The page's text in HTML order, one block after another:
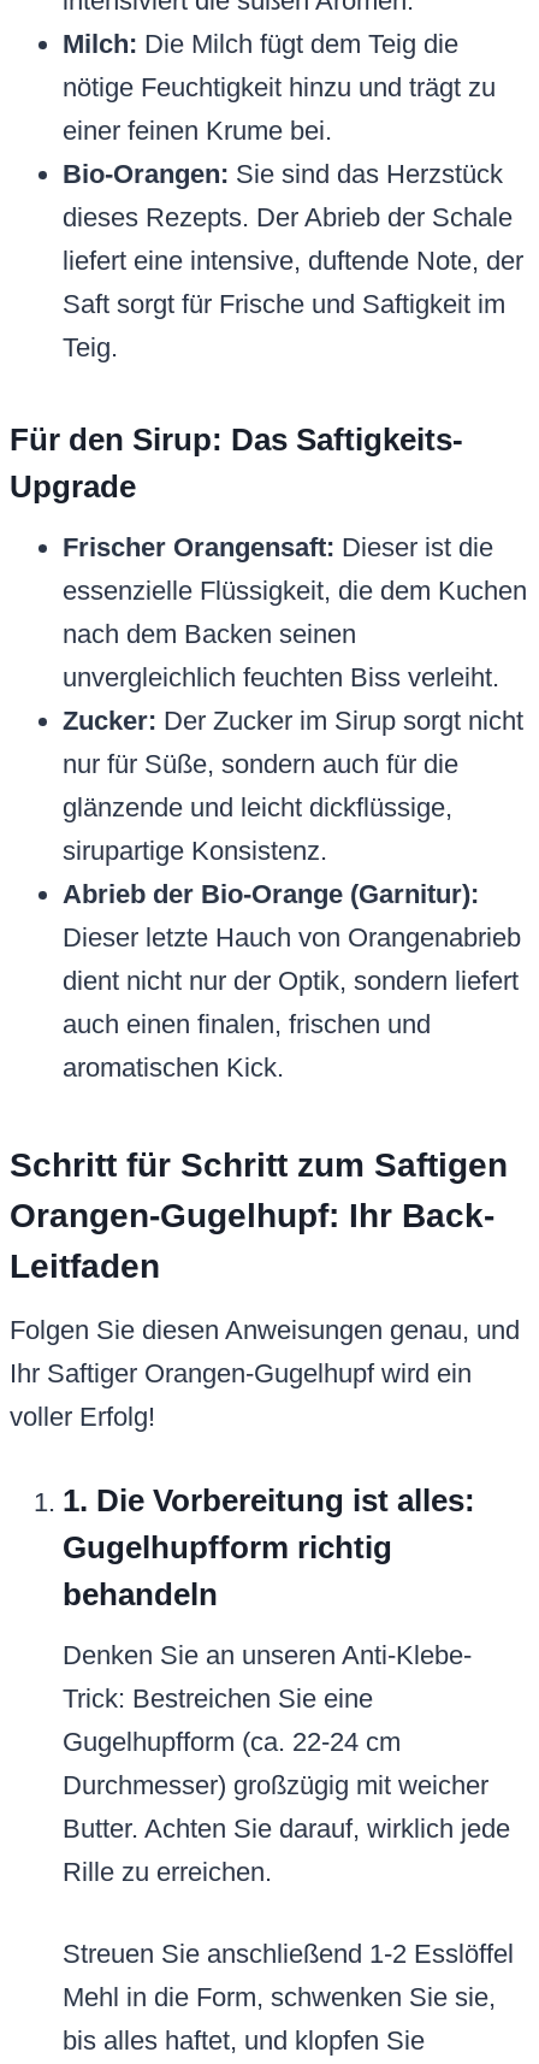
Milch: Die Milch fügt dem Teig die
nötige Feuchtigkeit hinzu und trägt zu
einer feinen Krume bei.
Bio-Orangen: Sie sind das Herzstück
dieses Rezepts. Der Abrieb der Schale
liefert eine intensive, duftende Note, der
Saft sorgt für Frische und Saftigkeit im
Teig.
Für den Sirup: Das Saftigkeits-
Upgrade
Frischer Orangensaft: Dieser ist die
essenzielle Flüssigkeit, die dem Kuchen
nach dem Backen seinen
unvergleichlich feuchten Biss verleiht.
Zucker: Der Zucker im Sirup sorgt nicht
nur für Süße, sondern auch für die
glänzende und leicht dickflüssige,
sirupartige Konsistenz.
Abrieb der Bio-Orange (Garnitur):
Dieser letzte Hauch von Orangenabrieb
dient nicht nur der Optik, sondern liefert
auch einen finalen, frischen und
aromatischen Kick.
Schritt für Schritt zum Saftigen
Orangen-Gugelhupf: Ihr Back-
Leitfaden
Folgen Sie diesen Anweisungen genau, und
Ihr Saftiger Orangen-Gugelhupf wird ein
voller Erfolg!
1. Die Vorbereitung ist alles:
Gugelhupfform richtig
behandeln
Denken Sie an unseren Anti-Klebe-
Trick: Bestreichen Sie eine
Gugelhupfform (ca. 22-24 cm
Durchmesser) großzügig mit weicher
Butter. Achten Sie darauf, wirklich jede
Rille zu erreichen.
Streuen Sie anschließend 1-2 Esslöffel
Mehl in die Form, schwenken Sie sie,
bis alles haftet, und klopfen Sie